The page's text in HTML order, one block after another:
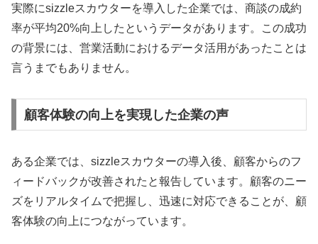
実際にsizzleスカウターを導入した企業では、商談の成約
率が平均20%向上したというデータがあります。この成功
の背景には、営業活動におけるデータ活用があったことは
言うまでもありません。
顧客体験の向上を実現した企業の声
ある企業では、sizzleスカウターの導入後、顧客からのフ
ィードバックが改善されたと報告しています。顧客のニー
ズをリアルタイムで把握し、迅速に対応できることが、顧
客体験の向上につながっています。